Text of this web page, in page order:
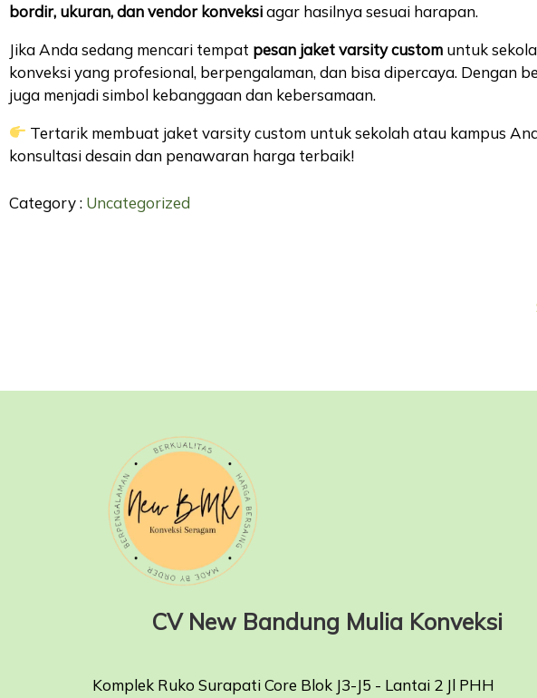
bordir, ukuran, dan vendor konveksiagar hasilnya sesuai harapan.
Jika Anda sedang mencari tempat pesan jaket varsity custom untuk
konveksi yang profesional, berpengalaman, dan bisa dipercaya. Dengan
juga menjadi simbol kebanggaan dan kebersamaan.
Tertarik membuat jaket varsity custom untuk sekolah atau kampus
konsultasi desain dan penawaran harga terbaik!
Category : Uncategorized
CV New Bandung Mulia Konveksi
Komplek Ruko Surapati Core Blok J3-J5 - Lantai 2 Jl PHH